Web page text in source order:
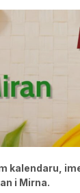
kalendaru,
i Mirna.